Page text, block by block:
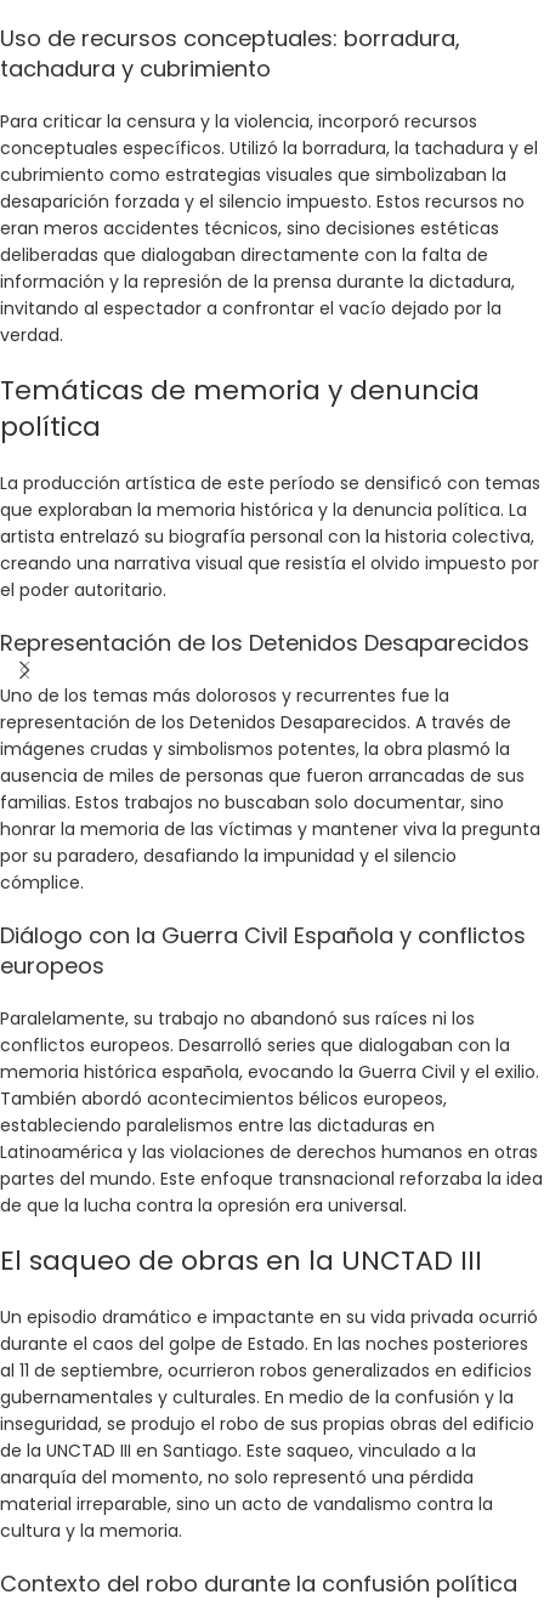
Uso de recursos conceptuales: borradura,
tachadura y cubrimiento
Para criticar la censura y la violencia, incorporó recursos
conceptuales específicos. Utilizó la borradura, la tachadura y el
cubrimiento como estrategias visuales que simbolizaban la
desaparición forzada y el silencio impuesto. Estos recursos no
eran meros accidentes técnicos, sino decisiones estéticas
deliberadas que dialogaban directamente con la falta de
información y la represión de la prensa durante la dictadura,
invitando al espectador a confrontar el vacío dejado por la
verdad.
Temáticas de memoria y denuncia
política
La producción artística de este período se densificó con temas
que exploraban la memoria histórica y la denuncia política. La
artista entrelazó su biografía personal con la historia colectiva,
creando una narrativa visual que resistía el olvido impuesto por
el poder autoritario.
Representación de los Detenidos Desaparecidos
Uno de los temas más dolorosos y recurrentes fue la
representación de los Detenidos Desaparecidos. A través de
imágenes crudas y simbolismos potentes, la obra plasmó la
ausencia de miles de personas que fueron arrancadas de sus
familias. Estos trabajos no buscaban solo documentar, sino
honrar la memoria de las víctimas y mantener viva la pregunta
por su paradero, desafiando la impunidad y el silencio
cómplice.
Diálogo con la Guerra Civil Española y conflictos
europeos
Paralelamente, su trabajo no abandonó sus raíces ni los
conflictos europeos. Desarrolló series que dialogaban con la
memoria histórica española, evocando la Guerra Civil y el exilio.
También abordó acontecimientos bélicos europeos,
estableciendo paralelismos entre las dictaduras en
Latinoamérica y las violaciones de derechos humanos en otras
partes del mundo. Este enfoque transnacional reforzaba la idea
de que la lucha contra la opresión era universal.
El saqueo de obras en la UNCTAD III
Un episodio dramático e impactante en su vida privada ocurrió
durante el caos del golpe de Estado. En las noches posteriores
al 11 de septiembre, ocurrieron robos generalizados en edificios
gubernamentales y culturales. En medio de la confusión y la
inseguridad, se produjo el robo de sus propias obras del edificio
de la UNCTAD III en Santiago. Este saqueo, vinculado a la
anarquía del momento, no solo representó una pérdida
material irreparable, sino un acto de vandalismo contra la
cultura y la memoria.
Contexto del robo durante la confusión política